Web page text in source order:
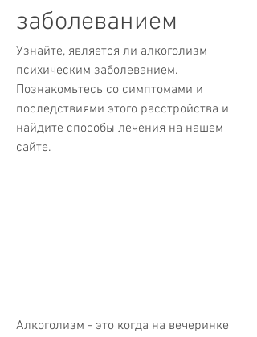
заболеванием
Узнайте, является ли алкоголизм
психическим заболеванием.
Познакомьтесь со симптомами и
последствиями этого расстройства и
найдите способы лечения на нашем
сайте.
Алкоголизм - это когда на вечеринке